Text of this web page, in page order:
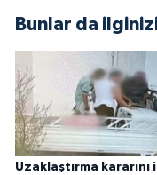
Bunlar da
Uzaklaştırma kararını